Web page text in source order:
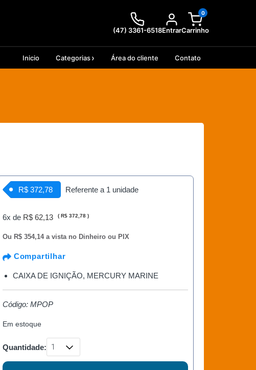
(47) 3361-6518Entrar
0
Carrinho
Inicio Categorias Área do cliente Contato
R$ 372,78 Referente a 1 unidade
6x de R$ 62,13 ( R$ 372,78 )
Ou R$ 354,14 a vista no Dinheiro ou PIX
Compartilhar
CAIXA DE IGNIÇÃO, MERCURY MARINE
Código: MPOP
Em estoque
Quantidade: